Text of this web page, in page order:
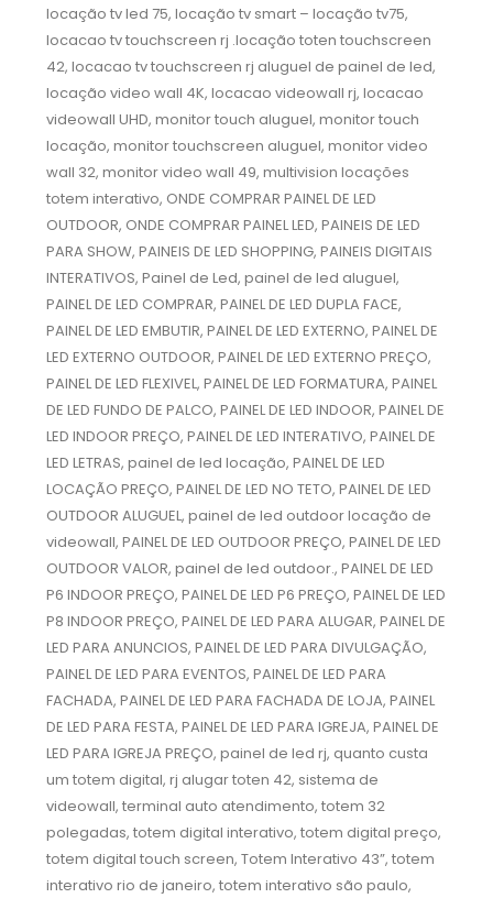
locação tv led 75, locação tv smart – locação tv75,
locacao tv touchscreen rj .locação toten touchscreen
42, locacao tv touchscreen rj aluguel de painel de led,
locação video wall 4K, locacao videowall rj, locacao
videowall UHD, monitor touch aluguel, monitor touch
locação, monitor touchscreen aluguel, monitor video
wall 32, monitor video wall 49, multivision locações
totem interativo, ONDE COMPRAR PAINEL DE LED
OUTDOOR, ONDE COMPRAR PAINEL LED, PAINEIS DE LED
PARA SHOW, PAINEIS DE LED SHOPPING, PAINEIS DIGITAIS
INTERATIVOS, Painel de Led, painel de led aluguel,
PAINEL DE LED COMPRAR, PAINEL DE LED DUPLA FACE,
PAINEL DE LED EMBUTIR, PAINEL DE LED EXTERNO, PAINEL DE
LED EXTERNO OUTDOOR, PAINEL DE LED EXTERNO PREÇO,
PAINEL DE LED FLEXIVEL, PAINEL DE LED FORMATURA, PAINEL
DE LED FUNDO DE PALCO, PAINEL DE LED INDOOR, PAINEL DE
LED INDOOR PREÇO, PAINEL DE LED INTERATIVO, PAINEL DE
LED LETRAS, painel de led locação, PAINEL DE LED
LOCAÇÃO PREÇO, PAINEL DE LED NO TETO, PAINEL DE LED
OUTDOOR ALUGUEL, painel de led outdoor locação de
videowall, PAINEL DE LED OUTDOOR PREÇO, PAINEL DE LED
OUTDOOR VALOR, painel de led outdoor., PAINEL DE LED
P6 INDOOR PREÇO, PAINEL DE LED P6 PREÇO, PAINEL DE LED
P8 INDOOR PREÇO, PAINEL DE LED PARA ALUGAR, PAINEL DE
LED PARA ANUNCIOS, PAINEL DE LED PARA DIVULGAÇÃO,
PAINEL DE LED PARA EVENTOS, PAINEL DE LED PARA
FACHADA, PAINEL DE LED PARA FACHADA DE LOJA, PAINEL
DE LED PARA FESTA, PAINEL DE LED PARA IGREJA, PAINEL DE
LED PARA IGREJA PREÇO, painel de led rj, quanto custa
um totem digital, rj alugar toten 42, sistema de
videowall, terminal auto atendimento, totem 32
polegadas, totem digital interativo, totem digital preço,
totem digital touch screen, Totem Interativo 43”, totem
interativo rio de janeiro, totem interativo são paulo,